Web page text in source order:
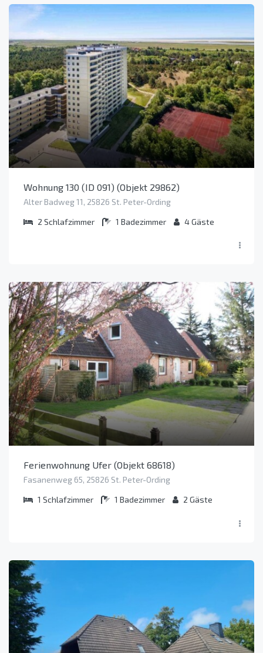
Wohnung 130 (ID 091) (Objekt 29862)
Alter Badweg 11, 25826 St. Peter-Ording
2 Schlafzimmer 1 Badezimmer 4Gäste
Ferienwohnung Ufer (Objekt 68618)
Fasanenweg 65, 25826 St. Peter-Ording
1 Schlafzimmer 1 Badezimmer 2 Gäste